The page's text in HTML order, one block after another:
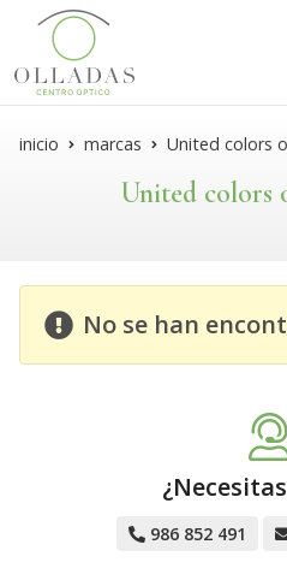
inicio marcas United colors
United colors
No se han
986 852 491